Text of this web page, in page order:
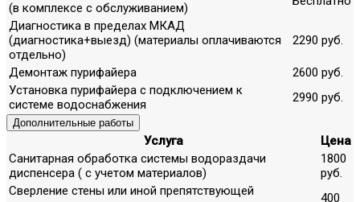
(в комплексе с обслуживанием)
Диагностика в пределах МКАД
(диагностика+выезд) (материалы оплачиваются
отдельно)
2290 руб.
Демонтаж пурифайера
2600 руб.
Установка пурифайера с подключением к
системе водоснабжения
2990 руб.
Дополнительные работы
Услуга
Цена
Санитарная обработка системы водораздачи
диспенсера ( с учетом материалов)
1800
руб.
Сверление стены или иной препятствующей
400